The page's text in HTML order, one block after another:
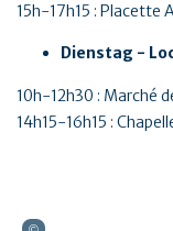
15h-17h15 : Placette
Dienstag -
10h-12h30 : Marché
14h15-16h15 :